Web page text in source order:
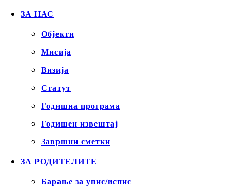
ЗА НАС
Објекти
Mисија
Визија
Статут
Годишна програма
Годишен извештај
Завршни сметки
ЗА РОДИТЕЛИТЕ
Барање за упис/испис